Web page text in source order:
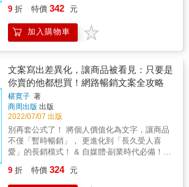
題材，再創造故事。 原則2：確定最終目的，
解前情背景。 & ◎其次，建構故事 原則4：別
平鋪直敘，用「逆向思考法」從結尾反推。 原
則5：思考結局將獲得哪些有形或無形成果。
原則6：讓主角遇到困難並提出對策，創造高潮
迭起。 & ◎最後，傳達故事 原則7 別複雜，請
依照時間順序娓娓道來整個事件。 原則8 不單
調，相同故事可以由不同觀點切入。 原則9 有
力道，口頭與書面表達各有不同重點。 & ★★
如何將故事應用在你推廣的商品？ ◎訣竅1：
透過使用者比較後的優勢，凸顯產品差異。 ▶
花王魔術拖把運用消費者的感想，訴求產品優
勢。 使用者說：「剛剛用吸塵器打掃過，還是
在地板上看到一些灰塵和頭髮，如果再搬出吸
塵器，實在太麻煩，但是用手撿卻很難弄乾淨
機處理五大心法PRSOS」，建立危機處理流程
析」，從餐飲服務業、食品業、醫療業、藝人
私德等類型，來探討不同的對策與因應。最
後，「企業品牌炎上體質快篩」幫你評估品牌
專案。事前管理勝過事後處理！本書教你將攸
關生死的危機處理轉化成歲月靜好的風險管
理。 面對企業經營危機，本書提出最終極且全
面的炎上對策！ & ▓精華傳授 ● 就算錯不在
己，也不能推諉，要對消費者負責到底，積極
提出補償措施。 ● 面對不實爆料，適時沉默、
靜觀風向。 ● 面對媒體－讓子彈飛一會兒，找
回還擊點。 ● 危機處理的成敗關鍵－紀錄！紀
心。 ● 法律，是經營企業的最低底線，認錯、
9 折 特價 342 元
加入購物車
文案寫出差異化，讓商品被看見：只要是
你賣的他都想買！網路暢銷文案全攻略
椹寛子 著
商周出版 出版
2022/07/07 出版
別再套公式了！ 將個人價值化為文字，讓商品
不僅「暫時暢銷」， 更進化到「長久受人喜
愛」的長銷模式！ & 自媒體‧副業時代必備！ &
成為品牌的時代，加強訊息傳達力，寫出「只
要是這個人賣的東西我都想買」的暢銷文案。
9 折 特價 324 元